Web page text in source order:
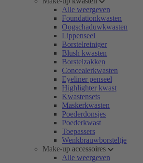
Alle weergeven
Foundationkwasten
Oogschaduwkwasten
Lippenseel
Borstelreiniger
Blush kwasten
Borstelzakken
Concealerkwasten
Eyeliner penseel
Highlighter kwast
Kwastensets
Maskerkwasten
Poederdonsjes
Poederkwast
Toepassers
Wenkbrauwborsteltje
Make-up accessoires
Alle weergeven